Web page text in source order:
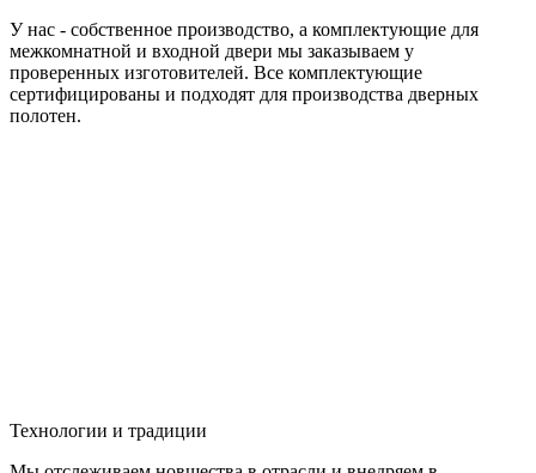
У нас - собственное производство, а комплектующие для
межкомнатной и входной двери мы заказываем у
проверенных изготовителей. Все комплектующие
сертифицированы и подходят для производства дверных
полотен.
Технологии и традиции